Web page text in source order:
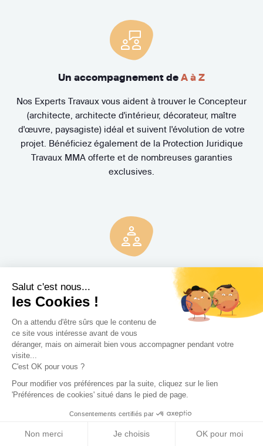
Salut c'est nous...
les Cookies !
On a attendu d'être sûrs que le contenu de
ce site vous intéresse avant de vous
déranger, mais on aimerait bien vous accompagner pendant votre
visite...
C'est OK pour vous ?
Pour modifier vos préférences par la suite, cliquez sur le lien
'Préférences de cookies' situé dans le pied de page.
Consentements certifiés par
Non merci Je choisis OK pour moi
Un accompagnement de A à Z
Nos Experts Travaux vous aident à trouver le Concepteur
(architecte, architecte d'intérieur, décorateur, maître
d'œuvre, paysagiste) idéal et suivent l'évolution de votre
projet. Bénéficiez également de la Protection Juridique
Travaux MMA offerte et de nombreuses garanties
exclusives.
gratuits
Pas de mauvaise surprise. Rencontrez gratuitement et sans
engagement trois Concepteurs et recevez en quelques
jours leur proposition d'accompagnement.